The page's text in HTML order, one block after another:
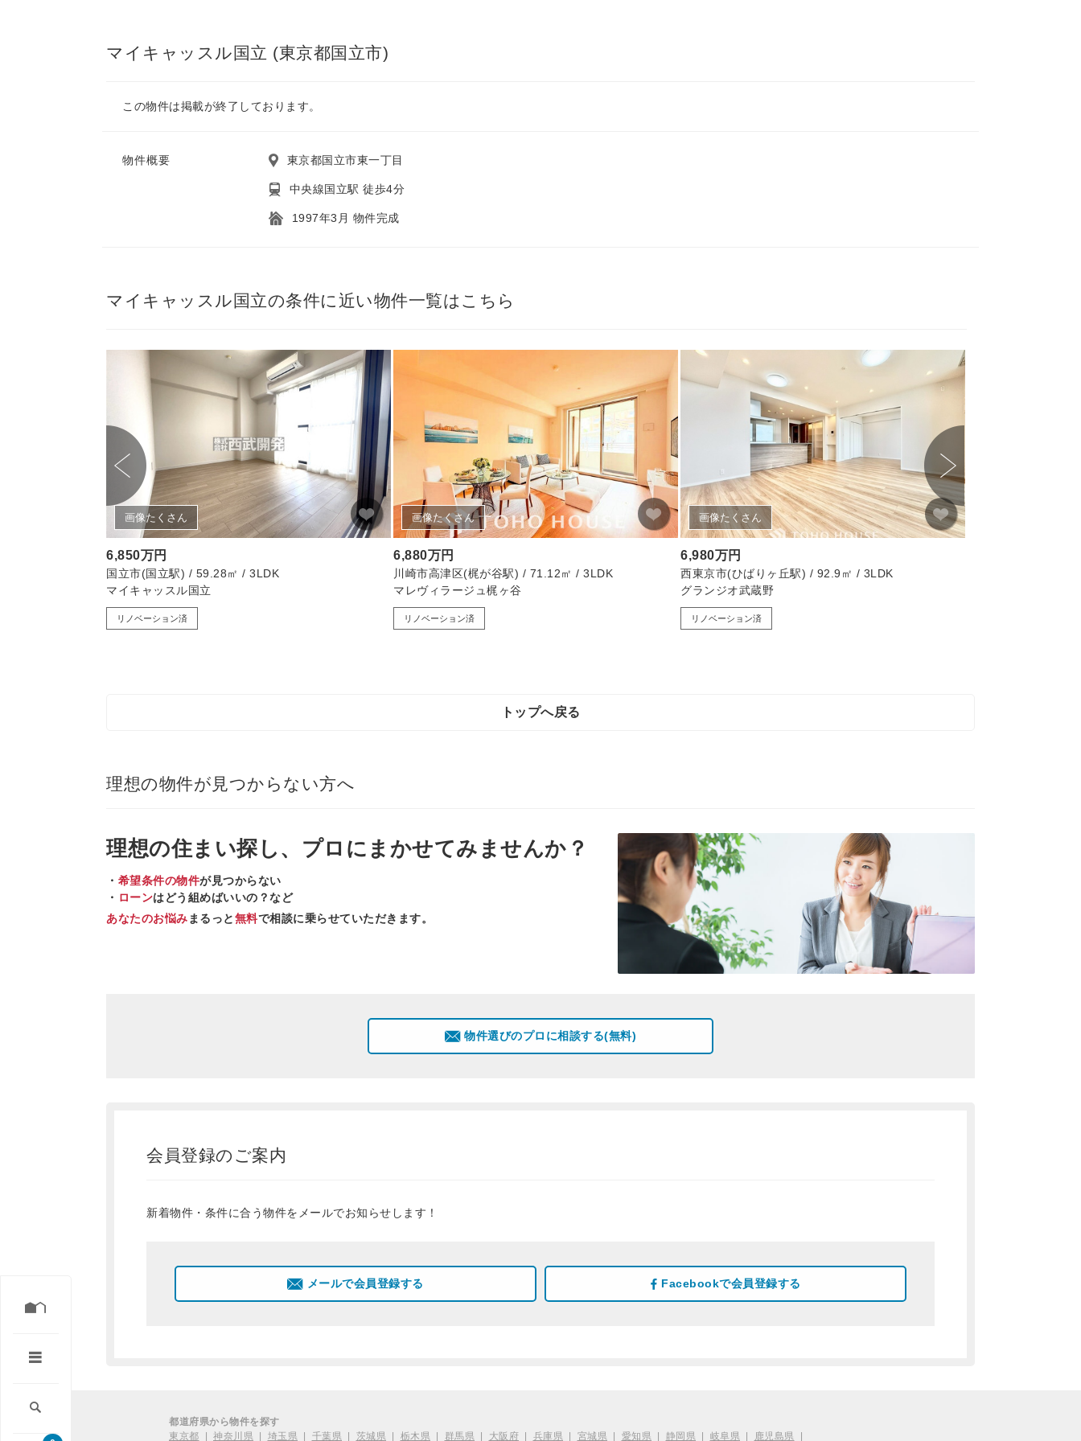
マイキャッスル国立 (東京都国立市)
この物件は掲載が終了しております。
物件概要 東京都国立市東一丁目
中央線国立駅 徒歩4分
1997年3月 物件完成
マイキャッスル国立の条件に近い物件一覧はこちら
画像たくさん
6,850万円
国立市(国立駅) / 59.28㎡ / 3LDK
マイキャッスル国立
リノベーション済
画像たくさん
6,880万円
川崎市高津区(梶が谷駅) / 71.12㎡ / 3LDK
マレヴィラージュ梶ヶ谷
リノベーション済
画像たくさん
6,980万円
西東京市(ひばりヶ丘駅) / 92.9㎡ / 3LDK
グランジオ武蔵野
リノベーション済
トップへ戻る
理想の物件が見つからない方へ
理想の住まい探し、 プロ にまかせてみませんか？
・ 希望条件の物件が見つからない
・ ローンはどう組めばいいの？など
あなたのお悩み まるっと無料で相談に乗らせていただきます。
物件選びのプロに相談する(無料)
会員登録のご案内
新着物件・条件に合う物件をメールでお知らせします！
メールで会員登録する Facebookで会員登録する
都道府県から物件を探す
東京都
神奈川県 埼玉県 千葉県 茨城県 栃木県 群馬県 大阪府 兵庫県 宮城県 愛知県 静岡県 岐阜県 鹿児島県